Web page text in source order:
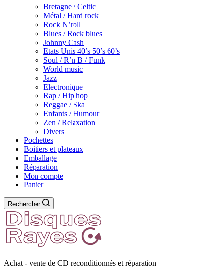
Bretagne / Celtic
Métal / Hard rock
Rock N’roll
Blues / Rock blues
Johnny Cash
Etats Unis 40’s 50’s 60’s
Soul / R’n B / Funk
World music
Jazz
Electronique
Rap / Hip hop
Reggae / Ska
Enfants / Humour
Zen / Relaxation
Divers
Pochettes
Boitiers et plateaux
Emballage
Réparation
Mon compte
Panier
Rechercher
Achat - vente de CD reconditionnés et réparation